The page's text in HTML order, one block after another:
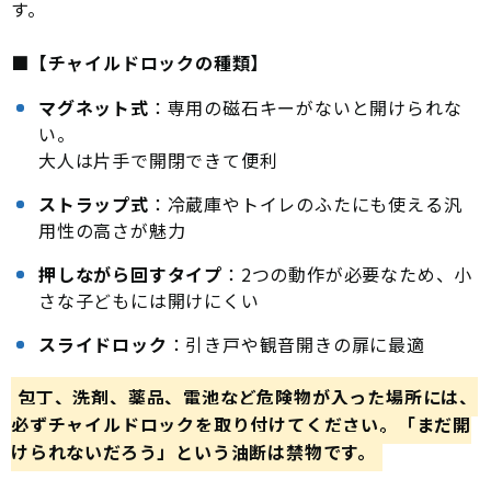
す。
■【チャイルドロックの種類】
マグネット式 ：専用の磁石キーがないと開けられな
い。
大人は片手で開閉できて便利
ストラップ式 ：冷蔵庫やトイレのふたにも使える汎
用性の高さが魅力
押しながら回すタイプ ：2つの動作が必要なため、小
さな子どもには開けにくい
スライドロック ：引き戸や観音開きの扉に最適
包丁、洗剤、薬品、電池など危険物が入った場所には、
必ずチャイルドロックを取り付けてください。「まだ開
けられないだろう」という油断は禁物です。